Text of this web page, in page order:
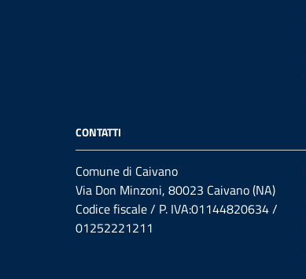
CONTATTI
Comune di Caivano
Via Don Minzoni, 80023 Caivano (NA)
Codice fiscale / P. IVA:01144820634 /
01252221211